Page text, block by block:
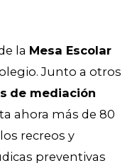
la Mesa Escolar
Junto a otros
de mediación
ahora más de 80
recreos y
preventivas